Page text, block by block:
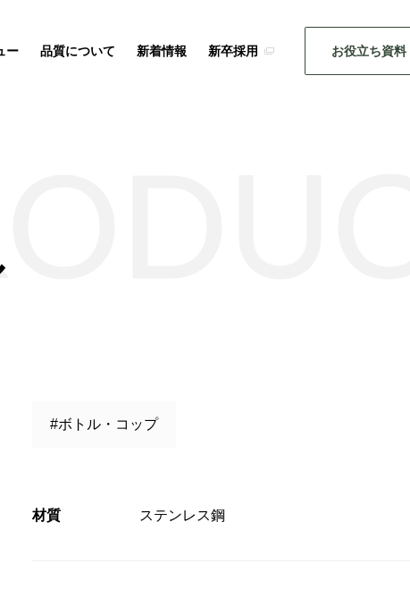
コンプライアンス
ー 品質について 新着情報 新卒採用 お役立ち資料
#ボトル・コップ
材質 ステンレス鋼